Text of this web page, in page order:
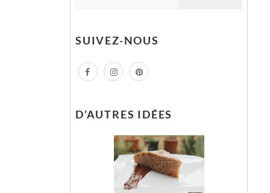
SUIVEZ-NOUS
D’AUTRES IDÉES